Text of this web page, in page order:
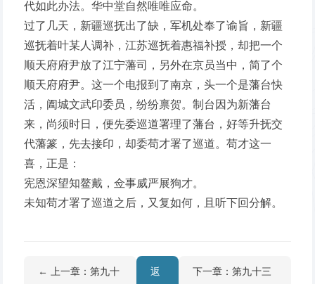
代如此办法。华中堂自然唯唯应命。
过了几天，新疆巡抚出了缺，军机处奉了谕旨，新疆
巡抚着叶某人调补，江苏巡抚着惠福补授，却把一个
顺天府府尹放了江宁藩司，另外在京员当中，简了个
顺天府府尹。这一个电报到了南京，头一个是藩台快
活，阖城文武印委员，纷纷禀贺。制台因为新藩台
来，尚须时日，便先委巡道署理了藩台，好等升抚交
代藩篆，先去接印，却委苟才署了巡道。苟才这一
喜，正是：
宪恩深望知鳌戴，佥事威严展狗才。
未知苟才署了巡道之后，又复如何，且听下回分解。
← 上一章：第九十 返 下一章：第九十三